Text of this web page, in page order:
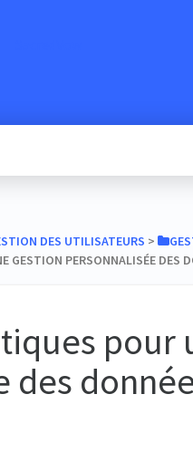
DES UTILISATEURS ​ > ​
PERSONNALISÉE DES
pour
des